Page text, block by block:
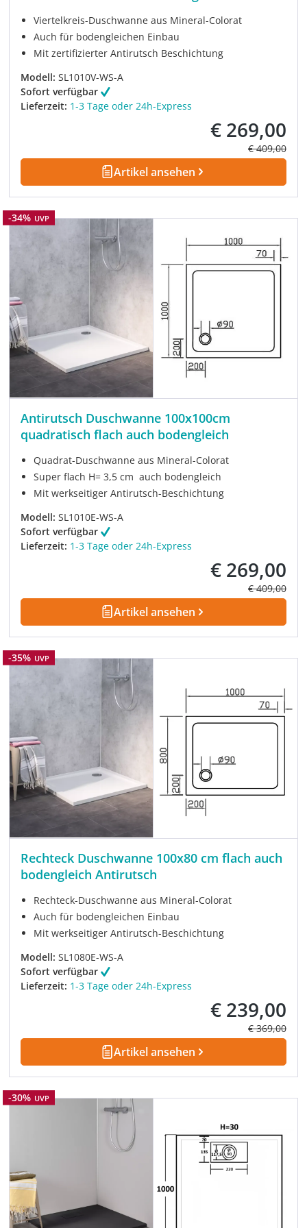
Viertelkreis-Duschwanne aus Mineral-Colorat
Auch für bodengleichen Einbau
Mit zertifizierter Antirutsch Beschichtung
Modell: SL1010V-WS-A
Sofort verfügbar
Lieferzeit: 1-3 Tage oder 24h-Express
Verkaufspreis:
€ 269,00
Regulärer
€ 409,00
Artikel ansehen
Rabatt
-34% UVP
Antirutsch Duschwanne 100x100cm
quadratisch flach auch bodengleich
Quadrat-Duschwanne aus Mineral-Colorat
Super flach H= 3,5 cm auch bodengleich
Mit werkseitiger Antirutsch-Beschichtung
Modell: SL1010E-WS-A
Sofort verfügbar
Lieferzeit: 1-3 Tage oder 24h-Express
Verkaufspreis:
€ 269,00
Regulärer
€ 409,00
Artikel ansehen
Rabatt
-35% UVP
Rechteck Duschwanne 100x80 cm flach auch
bodengleich Antirutsch
Rechteck-Duschwanne aus Mineral-Colorat
Auch für bodengleichen Einbau
Mit werkseitiger Antirutsch-Beschichtung
Modell: SL1080E-WS-A
Sofort verfügbar
Lieferzeit: 1-3 Tage oder 24h-Express
Verkaufspreis:
€ 239,00
Regulärer
€ 369,00
Artikel ansehen
Rabatt
-30% UVP